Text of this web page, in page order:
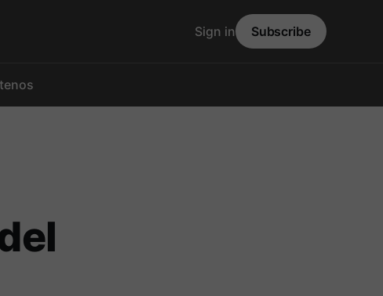
Sign in Subscribe